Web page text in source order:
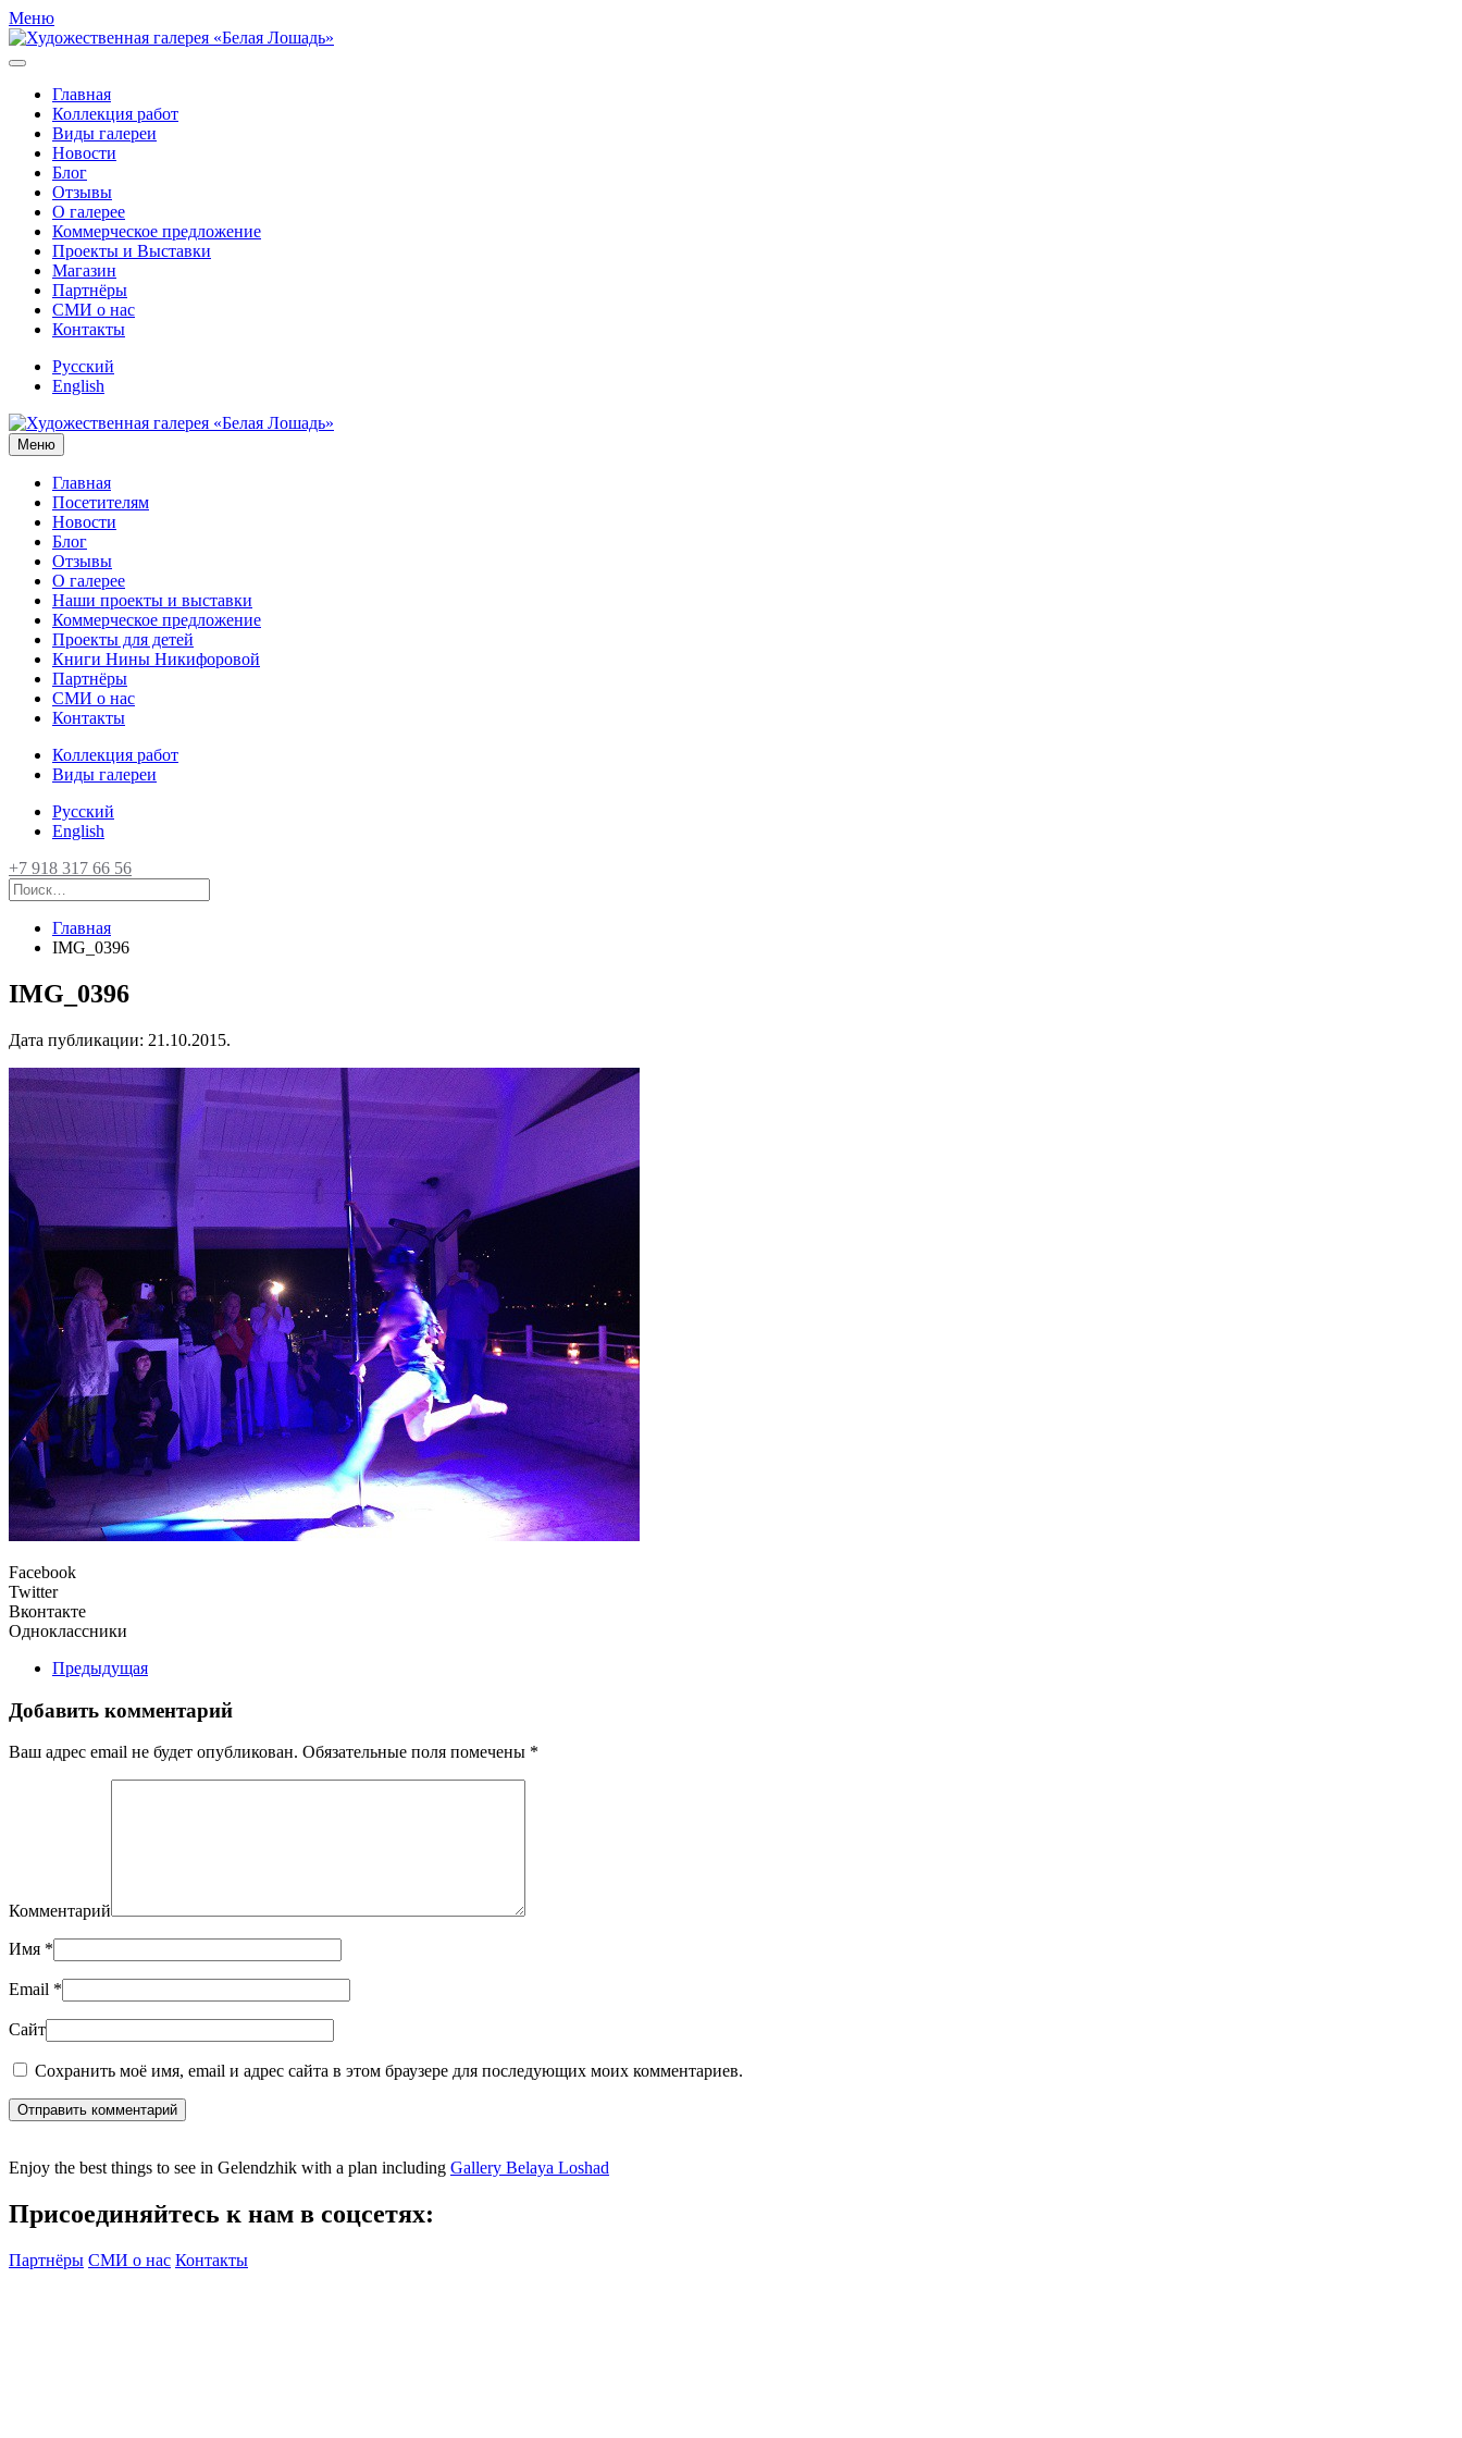
Меню
Главная
Коллекция работ
Виды галереи
Новости
Блог
Отзывы
О галерее
Коммерческое предложение
Проекты и Выставки
Магазин
Партнёры
СМИ о нас
Контакты
Русский
English
Меню
Главная
Посетителям
Новости
Блог
Отзывы
О галерее
Наши проекты и выставки
Коммерческое предложение
Проекты для детей
Книги Нины Никифоровой
Партнёры
СМИ о нас
Контакты
Коллекция работ
Виды галереи
Русский
English
+7 918 317 66 56
Главная
IMG_0396
IMG_0396
Дата публикации: 21.10.2015.
Facebook
Twitter
Вконтакте
Одноклассники
Предыдущая
Добавить комментарий
Ваш адрес email не будет опубликован. Обязательные поля помечены *
Комментарий
Имя *
Email *
Сайт
Сохранить моё имя, email и адрес сайта в этом браузере для последующих моих комментариев.
Отправить комментарий
Enjoy the best things to see in Gelendzhik with a plan including Gallery Belaya Loshad
Присоединяйтесь к нам в соцсетях:
Партнёры СМИ о нас Контакты